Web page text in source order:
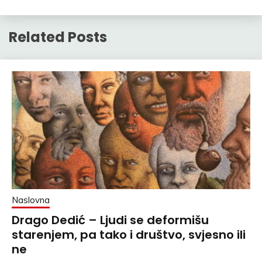
Related Posts
Naslovna
Drago Dedić – Ljudi se deformišu
starenjem, pa tako i društvo, svjesno ili
ne